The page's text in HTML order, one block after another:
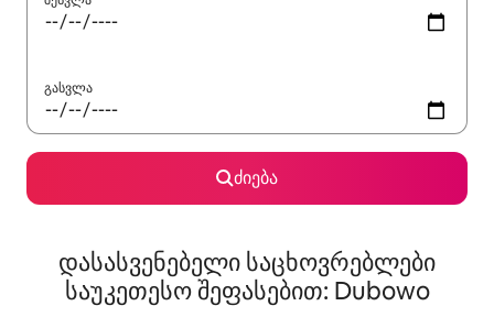
გასვლა
ძიება
დასასვენებელი საცხოვრებლები
საუკეთესო შეფასებით: Dubowo